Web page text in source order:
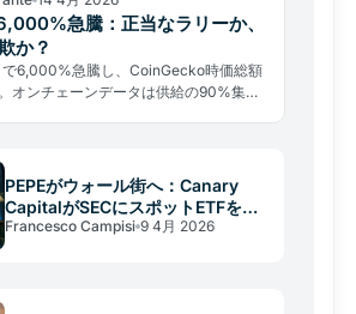
急騰：正当なラリーか、
か？
で6,000%急騰し、CoinGecko時価総額
オンチェーンデータは供給の90%集中
PEPEがウォール街へ：Canary
CapitalがSECにスポットETFを申
請
Francesco Campisi 9 4月 2026